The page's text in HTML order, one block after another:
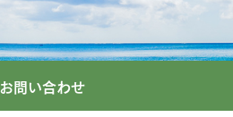
お問い合わせ